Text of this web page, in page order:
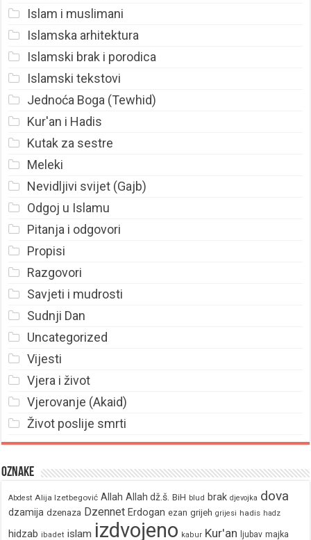
Islam i muslimani
Islamska arhitektura
Islamski brak i porodica
Islamski tekstovi
Jednoća Boga (Tewhid)
Kur'an i Hadis
Kutak za sestre
Meleki
Nevidljivi svijet (Gajb)
Odgoj u Islamu
Pitanja i odgovori
Propisi
Razgovori
Savjeti i mudrosti
Sudnji Dan
Uncategorized
Vijesti
Vjera i život
Vjerovanje (Akaid)
Život poslije smrti
Oznake
Abdest Alija Izetbegović Allah Allah dž.š. BiH blud brak djevojka dova
dzamija dzenaza Dzennet Erdogan ezan grijeh grijesi hadis hadz
hidzab ibadet islam izdvojeno kabur Kur'an ljubav majka